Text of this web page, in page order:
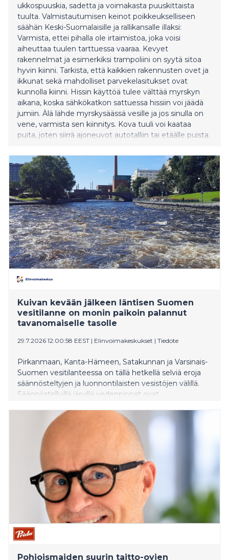
ukkospuuskia, sadetta ja voimakasta puuskittaista
tuulta. Valmistautumisen keinot poikkeukselliseen
säähän Keski-Suomalaisille ja rallikansalle illaksi:
Varmista, ettei pihalla ole irtaimistoa, joka voisi
aiheuttaa tuulen tarttuessa vaaraa. Kevyet
rakennelmat ja esimerkiksi trampoliini on syytä sitoa
hyvin kiinni. Tarkista, että kaikkien rakennusten ovet ja
ikkunat sekä mahdolliset parvekelasitukset ovat
kunnolla kiinni. Hissin käyttöä tulee välttää myrskyn
aikana, koska sähkökatkon sattuessa hissiin voi jäädä
jumiin. Älä lähde myrskysäässä vesille ja jos sinulla on
vene, varmista sen kiinnitys. Kova tuuli voi kaataa
puita, joten siirrä ajoneuvot autotalliin tai etäälle puista.
myrskypuuskien aikana, sillä puita voi kaatua tielle. Jos
autoilu on välttämätöntä, varaudu viivästyksiin ja
pukeudu sään mukaisesti
Kuivan kevään jälkeen läntisen Suomen
vesitilanne on monin paikoin palannut
tavanomaiselle tasolle
29.7.2026 12:00:58 EEST | Elinvoimakeskukset | Tiedote
Pirkanmaan, Kanta-Hämeen, Satakunnan ja Varsinais-
Suomen vesitilanteessa on tällä hetkellä selviä eroja
säännösteltyjen ja luonnontilaisten vesistöjen välillä.
Säännöstellyillä järvillä vedenpinnat ovat
pinnat ovat edelleen pääosin tavanomaista alempana
ajankohtaan nähden. Paikoin vedenkorkeudet ovat
kuitenkin viimeaikaisten sateiden myötä palautuneet
lähemmäs vuodenajan keskimääräistä tasoa.
Pohjoismaiden suurin taitto-ovien